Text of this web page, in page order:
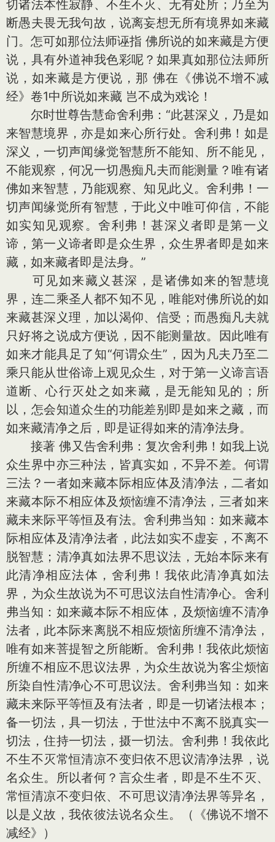
切诸法本性寂静、不生不灭、无有处所；乃至为
断愚夫畏无我句故，说离妄想无所有境界如来藏
门。怎可如那位法师诬指 佛所说的如来藏是方便
说，具有外道神我色彩呢？如果真如那位法师所
说，如来藏是方便说，那 佛在《佛说不增不减
经》卷1中所说如来藏 岂不成为戏论！
尔时世尊告慧命舍利弗：“此甚深义，乃是如
来智慧境界，亦是如来心所行处。舍利弗！如是
深义，一切声闻缘觉智慧所不能知、所不能见，
不能观察，何况一切愚痴凡夫而能测量？唯有诸
佛如来智慧，乃能观察、知见此义。舍利弗！一
切声闻缘觉所有智慧，于此义中唯可仰信，不能
如实知见观察。舍利弗！甚深义者即是第一义
谛，第一义谛者即是众生界，众生界者即是如来
藏，如来藏者即是法身。”
可见如来藏义甚深，是诸佛如来的智慧境
界，连二乘圣人都不知不见，唯能对佛所说的如
来藏甚深义理，加以渴仰、信受；而愚痴凡夫就
只好将之说成方便说，因不能测量故。因此唯有
如来才能具足了知“何谓众生”，因为凡夫乃至二
乘只能从世俗谛上观见众生，对于第一义谛言语
道断、心行灭处之如来藏，是无能知见的；所
以，怎会知道众生的功能差别即是如来之藏，而
如来藏清净之后，即是证得如来的清净法身。
接著 佛又告舍利弗：复次舍利弗！如我上说
众生界中亦三种法，皆真实如，不异不差。何谓
三法？一者如来藏本际相应体及清净法，二者如
来藏本际不相应体及烦恼缠不清净法，三者如来
藏未来际平等恒及有法。舍利弗当知：如来藏本
际相应体及清净法者，此法如实不虚妄，不离不
脱智慧；清净真如法界不思议法，无始本际来有
此清净相应法体，舍利弗！我依此清净真如法
界，为众生故说为不可思议法自性清净心。舍利
弗当知：如来藏本际不相应体，及烦恼缠不清净
法者，此本际来离脱不相应烦恼所缠不清净法，
唯有如来菩提智之所能断。舍利弗！我依此烦恼
所缠不相应不思议法界，为众生故说为客尘烦恼
所染自性清净心不可思议法。舍利弗当知：如来
藏未来际平等恒及有法者，即是一切诸法根本；
备一切法，具一切法，于世法中不离不脱真实一
切法，住持一切法，摄一切法。舍利弗！我依此
不生不灭常恒清凉不变归依不思议清净法界，说
名众生。所以者何？言众生者，即是不生不灭、
常恒清凉不变归依、不可思议清净法界等异名，
以是义故，我依彼法说名众生。（《佛说不增不
减经》）